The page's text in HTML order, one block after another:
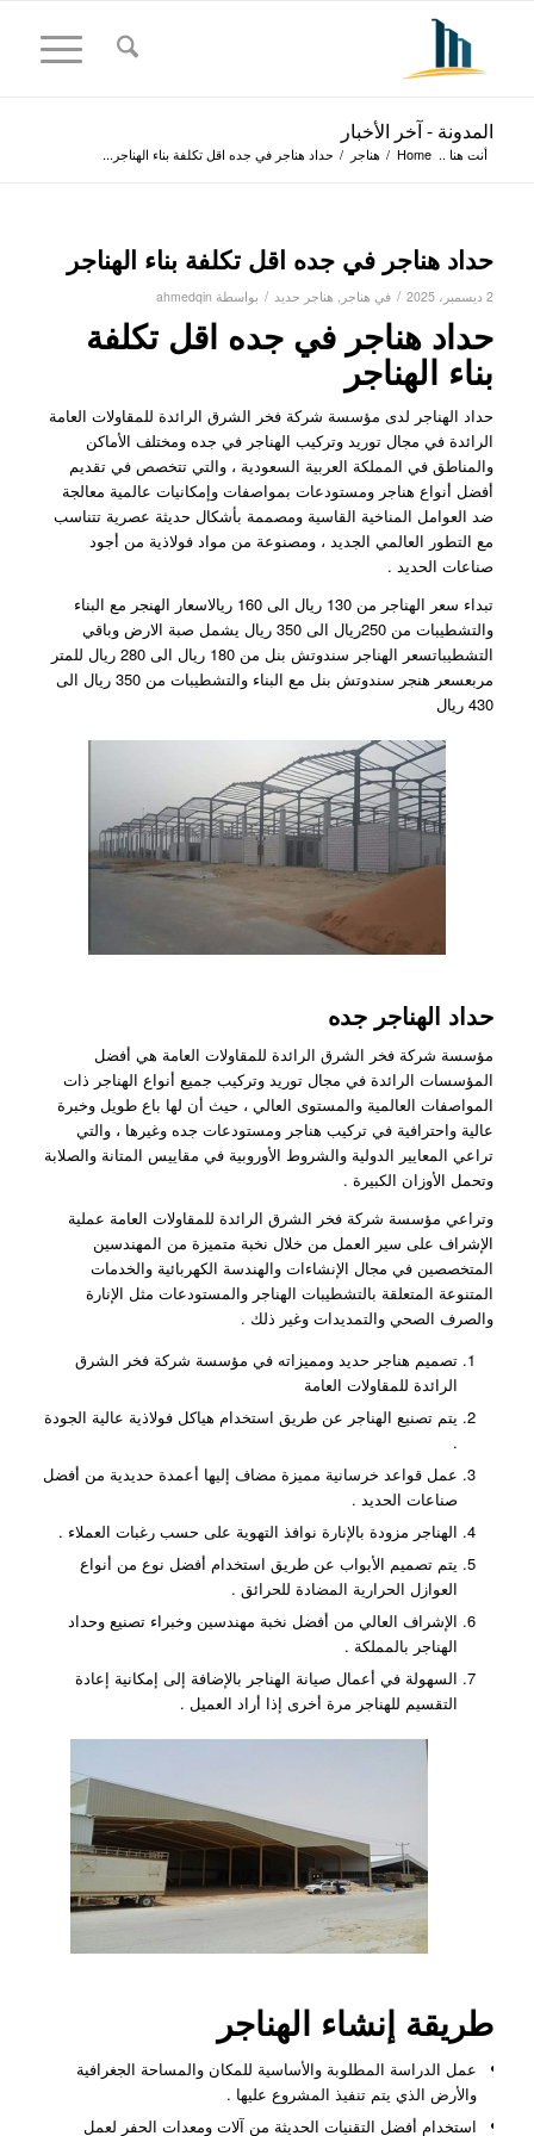
المدونة - آخر الأخبار
أنت هنا .. Home
/ هناجر / حداد هناجر في جده اقل تكلفة بناء الهناجر...
حداد هناجر في جده اقل تكلفة بناء الهناجر
2 ديسمبر، 2025 / في هناجر , هناجر حديد / بواسطة ahmedqin
حداد هناجر في جده اقل تكلفة
بناء الهناجر
حداد الهناجر لدى مؤسسة شركة فخر الشرق الرائدة للمقاولات العامة
الرائدة في مجال توريد وتركيب الهناجر في جده ومختلف الأماكن
والمناطق في المملكة العربية السعودية ، والتي تتخصص في تقديم
أفضل أنواع هناجر ومستودعات بمواصفات وإمكانيات عالمية معالجة
ضد العوامل المناخية القاسية ومصممة بأشكال حديثة عصرية تتناسب
مع التطور العالمي الجديد ، ومصنوعة من مواد فولاذية من أجود
صناعات الحديد .
تبداء سعر الهناجر من 130 ريال الى 160 ريالاسعار الهنجر مع البناء
والتشطيبات من 250ريال الى 350 ريال يشمل صبة الارض وباقي
التشطيباتسعر الهناجر سندوتش بنل من 180 ريال الى 280 ريال للمتر
مربعسعر هنجر سندوتش بنل مع البناء والتشطيبات من 350 ريال الى
430 ريال
حداد الهناجر جده
مؤسسة شركة فخر الشرق الرائدة للمقاولات العامة هي أفضل
المؤسسات الرائدة في مجال توريد وتركيب جميع أنواع الهناجر ذات
المواصفات العالمية والمستوى العالي ، حيث أن لها باع طويل وخبرة
عالية واحترافية في تركيب هناجر ومستودعات جده وغيرها ، والتي
تراعي المعايير الدولية والشروط الأوروبية في مقاييس المتانة والصلابة
وتحمل الأوزان الكبيرة .
وتراعي مؤسسة شركة فخر الشرق الرائدة للمقاولات العامة عملية
الإشراف على سير العمل من خلال نخبة متميزة من المهندسين
المتخصصين في مجال الإنشاءات والهندسة الكهربائية والخدمات
المتنوعة المتعلقة بالتشطيبات الهناجر والمستودعات مثل الإنارة
والصرف الصحي والتمديدات وغير ذلك .
تصميم هناجر حديد ومميزاته في مؤسسة شركة فخر الشرق
الرائدة للمقاولات العامة
يتم تصنيع الهناجر عن طريق استخدام هياكل فولاذية عالية الجودة
.
عمل قواعد خرسانية مميزة مضاف إليها أعمدة حديدية من أفضل
صناعات الحديد .
الهناجر مزودة بالإنارة نوافذ التهوية على حسب رغبات العملاء .
يتم تصميم الأبواب عن طريق استخدام أفضل نوع من أنواع
العوازل الحرارية المضادة للحرائق .
الإشراف العالي من أفضل نخبة مهندسين وخبراء تصنيع وحداد
الهناجر بالمملكة .
السهولة في أعمال صيانة الهناجر بالإضافة إلى إمكانية إعادة
التقسيم للهناجر مرة أخرى إذا أراد العميل .
طريقة إنشاء الهناجر
عمل الدراسة المطلوبة والأساسية للمكان والمساحة الجغرافية
والأرض الذي يتم تنفيذ المشروع عليها .
استخدام أفضل التقنيات الحديثة من آلات ومعدات الحفر لعمل